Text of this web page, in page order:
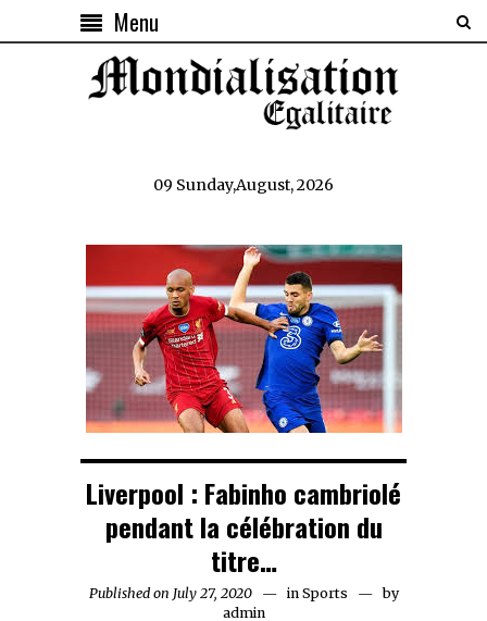
Menu
09 Sunday,August, 2026
Liverpool : Fabinho cambriolé
pendant la célébration du
titre…
Published on July 27, 2020July
27,
in Sports
by
admin